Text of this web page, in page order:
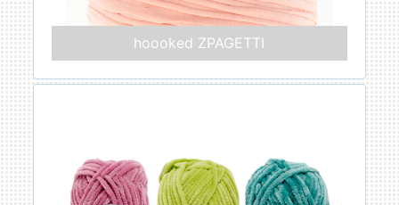
hoooked ZPAGETTI